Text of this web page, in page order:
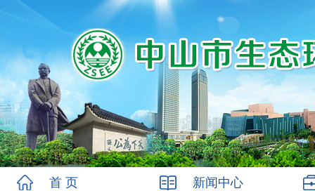
首 页 新闻中心